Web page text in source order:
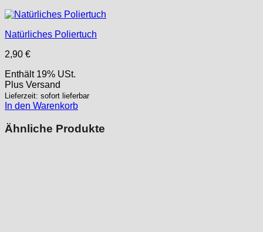
Natürliches Poliertuch
2,90 €
Enthält 19% USt.
Plus Versand
Lieferzeit: sofort lieferbar
In den Warenkorb
Ähnliche Produkte